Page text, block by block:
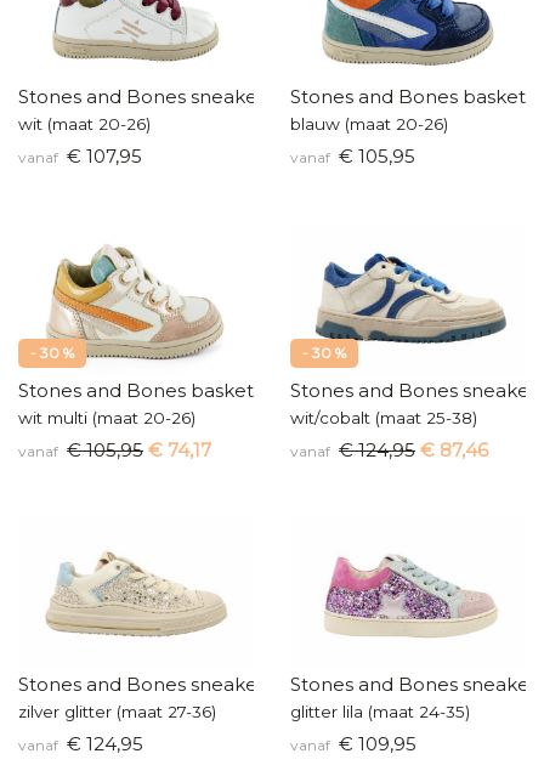
Stones and Bones sneakertje
wit (maat 20-26)
vanaf € 107,95
Stones and Bones
blauw (maat 20-26)
vanaf € 105,95
- 30 %
Stones and Bones baskettertje
wit multi (maat 20-26)
vanaf € 105,95 € 74,17
- 30 %
Stones and Bones sneakers
wit/cobalt (maat 25-38)
vanaf € 124,95 € 87,46
Stones and Bones sneakers
zilver glitter (maat 27-36)
vanaf € 124,95
Stones and Bones sneaker
glitter lila (maat 24-35)
vanaf € 109,95